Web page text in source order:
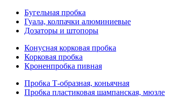
Бугельная пробка
Гуала, колпачки алюминиевые
Дозаторы и штопоры
Конусная корковая пробка
Корковая пробка
Кроненпробка пивная
Пробка Т-образная, коньячная
Пробка пластиковая шампанская, мюзле